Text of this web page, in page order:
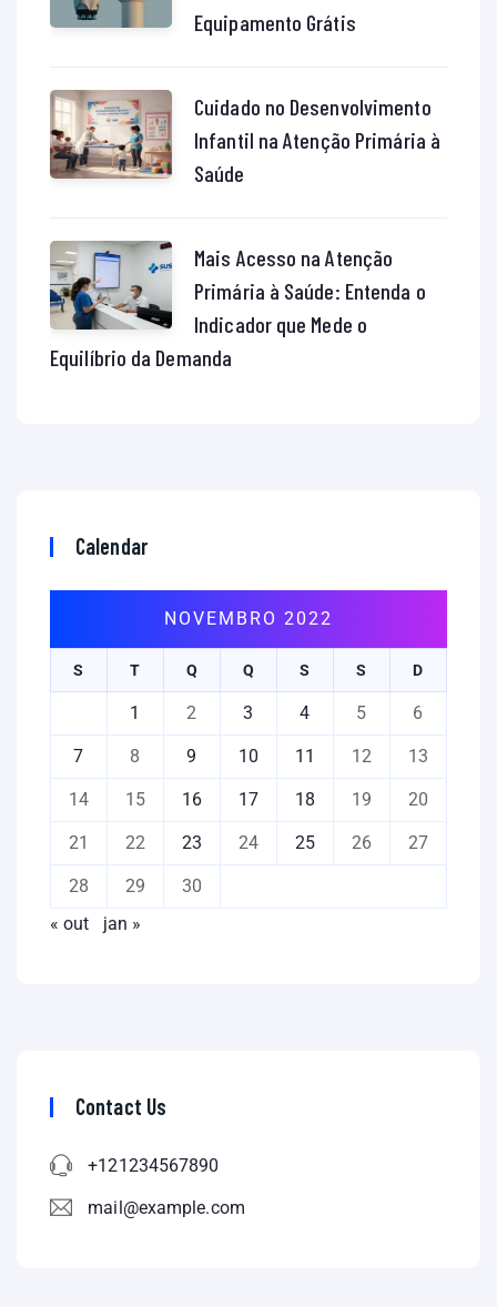
Equipamento Grátis
Cuidado no Desenvolvimento
Infantil na Atenção Primária à
Saúde
Mais Acesso na Atenção
Primária à Saúde: Entenda o
Indicador que Mede o
Equilíbrio da Demanda
Calendar
NOVEMBRO 2022
S T Q Q S S D
1 2 3 4 5 6
7 8 9 10 11 12 13
14 15 16 17 18 19 20
21 22 23 24 25 26 27
28 29
30
« out
jan »
Contact Us
+121234567890
mail@example.com